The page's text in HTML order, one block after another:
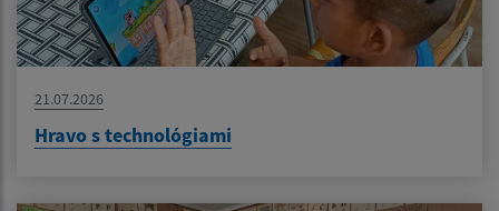
21.07.2026
Hravo s technológiami